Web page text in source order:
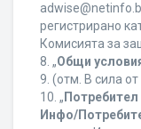
регистрирано
Комисията за
8. „Общи
9. (отм. В сила от
10. „
Инфо/